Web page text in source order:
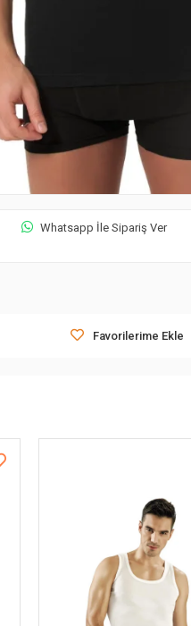
Whatsapp İle Sipariş Ver
Favorilerime Ekle